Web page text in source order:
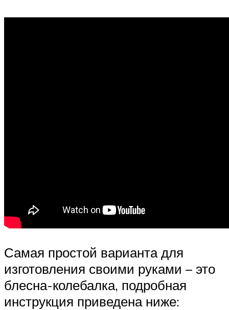
Самая простой варианта для
изготовления своими руками – это
блесна-колебалка, подробная
инструкция приведена ниже: